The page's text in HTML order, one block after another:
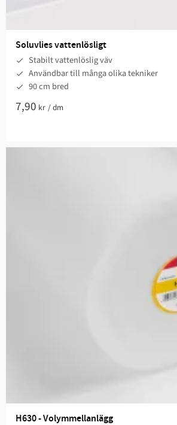
Soluvlies vattenlösligt
Stabilt vattenlöslig väv
Användbar till många olika tekniker
90 cm bred
7,90 kr /dm
H630 - Volymmellanlägg